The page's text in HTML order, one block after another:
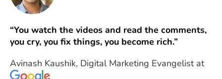
“You watch the videos and read the comments,
you cry, you fix things, you become rich.”
Avinash Kaushik, Digital Marketing Evangelist at